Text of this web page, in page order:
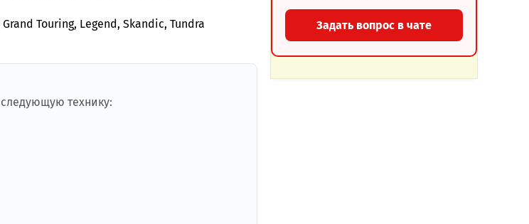
Задать вопрос в чате
Touring, Legend, Skandic, Tundra
следующую технику: